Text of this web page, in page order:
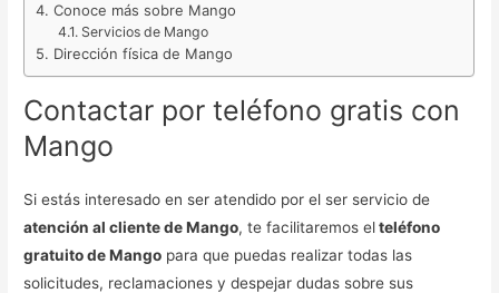
Conoce más sobre Mango
Servicios de Mango
Dirección física de Mango
Contactar por teléfono gratis con
Mango
Si estás interesado en ser atendido por el ser servicio de
atención al cliente de Mango, te facilitaremos elteléfono
gratuito de Mango para que puedas realizar todas las
solicitudes, reclamaciones y despejar dudas sobre sus